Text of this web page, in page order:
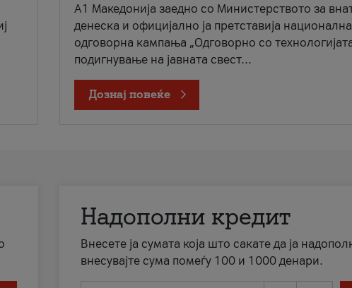
A1 Македонија заедно со Министерството за
денеска и официјално ја претставија
одговорна кампања „Одговорно со
подигнување на јавната свест...
Дознај повеќе
Надополни кредит
Внесете ја сумата која што сакате да ја
внесувајте сума помеѓу 100 и 1000 денари.